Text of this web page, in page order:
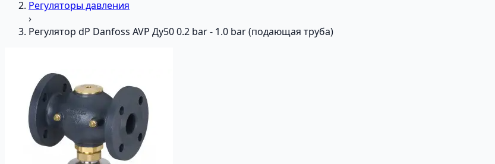
Регуляторы давления
›
Регулятор dP Danfoss AVP Ду50 0.2 bar - 1.0 bar (подающая труба)